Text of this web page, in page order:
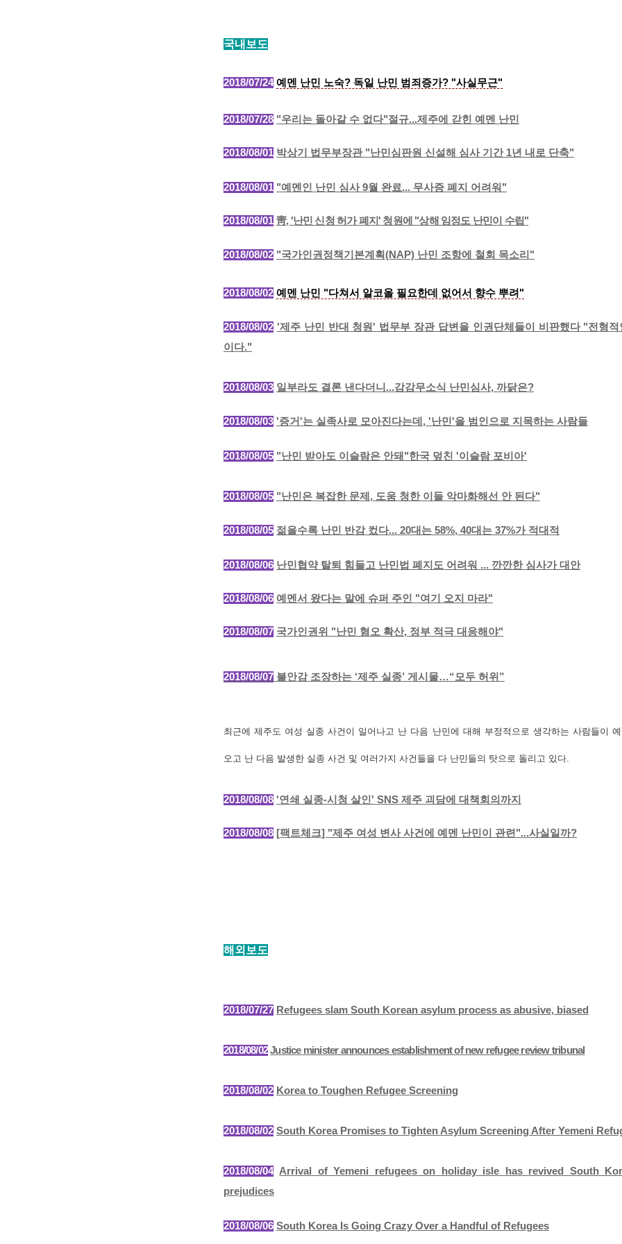
국내보도
2018/07/24 예멘 난민 노숙? 독일 난민 범죄증가? "사실무근"
2018/07/28 "우리는 돌아갈 수 없다"절규...제주에 갇힌 예멘 난민
2018/08/01 박상기 법무부장관 "난민심판원 신설해 심사 기간 1년 내로 단축"
2018/08/01 "예멘인 난민 심사 9월 완료... 무사증 폐지 어려워"
2018/08/01 靑, '난민 신청 허가 폐지' 청원에 "상해 임정도 난민이 수립"
2018/08/02 "국가인권정책기본계획(NAP) 난민 조항에 철회 목소리"
2018/08/02 예멘 난민 "다쳐서 알코올 필요한데 없어서 향수 뿌려"
2018/08/02 '제주 난민 반대 청원' 법무부 장관 답변을 인권단체들이 비판했다 "전형적
이다."
2018/08/03 일부라도 결론 낸다더니...감감무소식 난민심사, 까닭은?
2018/08/03 '증거'는 실족사로 모아진다는데, '난민'을 범인으로 지목하는 사람들
2018/08/05 "난민 받아도 이슬람은 안돼"한국 덮친 '이슬람 포비아'
2018/08/05 "난민은 복잡한 문제, 도움 청한 이들 악마화해선 안 된다"
2018/08/05 젊을수록 난민 반감 컸다... 20대는 58%, 40대는 37%가 적대적
2018/08/06 난민협약 탈퇴 힘들고 난민법 폐지도 어려워 ... 깐깐한 심사가 대안
2018/08/06 예멘서 왔다는 말에 슈퍼 주인 "여기 오지 마라"
2018/08/07 국가인권위 "난민 혐오 확산, 정부 적극 대응해야"
2018/08/07 불안감 조장하는 ‘제주 실종’ 게시물…“모두 허위”
최근에 제주도 여성 실종 사건이 일어나고 난 다음 난민에 대해 부정적으로 생각하는 사람들이
오고 난 다음 발생한 실종 사건 및 여러가지 사건들을 다 난민들의 탓으로 돌리고 있다.
2018/08/08 '연쇄 실종-시청 살인' SNS 제주 괴담에 대책회의까지
2018/08/08 [팩트체 크] "제주 여성 변사 사건에 예멘 난민이 관련"...사실일까?
해외보도
2018/07/27 Refugees slam South Korean asylum process as abusive, biased
2018/08/02 Justice minister announces establishment of new refugee review tribunal
2018/08/02 Korea to Toughen Refugee Screening
2018/08/02 South Korea Promises to Tighten Asylum Screening After Yemeni
2018/08/04 Arrival of Yemeni refugees on holiday isle has revived South
prejudices
2018/08/06 South Korea Is Going Crazy Over a Handful of Refugees